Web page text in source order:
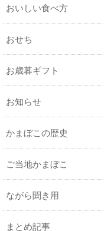
おいしい食べ方
おせち
お歳暮ギフト
お知らせ
かまぼこの歴史
ご当地かまぼこ
ながら聞き用
まとめ記事